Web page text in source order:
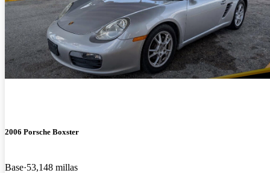
2006 Porsche Boxster
Base 53,148 millas